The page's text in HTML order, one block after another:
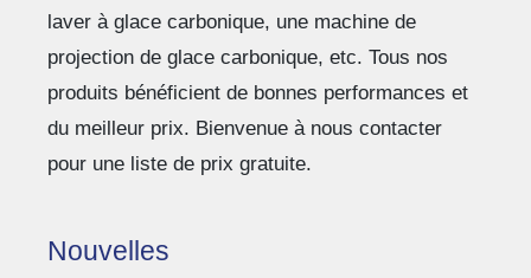
laver à glace carbonique, une machine de
projection de glace carbonique, etc. Tous nos
produits bénéficient de bonnes performances et
du meilleur prix. Bienvenue à nous contacter
pour une liste de prix gratuite.
Nouvelles